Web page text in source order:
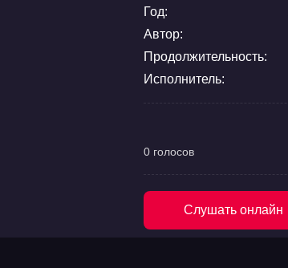
Год:
Автор:
Продолжительность:
Исполнитель:
0 голосов
Слушать онлайн